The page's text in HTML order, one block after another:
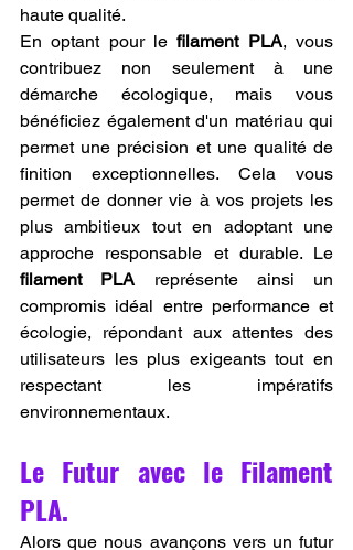
haute qualité.
En optant pour le filament PLA, vous
contribuez non seulement à une
démarche écologique, mais vous
bénéficiez également d'un matériau qui
permet une précision et une qualité de
finition exceptionnelles. Cela vous
permet de donner vie à vos projets les
plus ambitieux tout en adoptant une
filament PLA représente ainsi un
compromis idéal entre performance et
écologie, répondant aux attentes des
utilisateurs les plus exigeants tout en
respectant les impératifs
environnementaux.
Le Futur avec le Filament
PLA.
Alors que nous avançons vers un futur